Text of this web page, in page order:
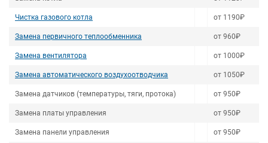
Чистка газового котла от 1190₽
Замена первичного теплообменника от 960₽
Замена вентилятора от 1000₽
Замена автоматического воздухоотводчика от 1050₽
Замена датчиков (температуры, тяги, протока) от 950₽
Замена платы управления от 950₽
Замена панели управления от 950₽